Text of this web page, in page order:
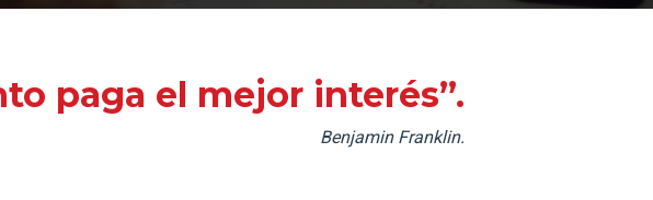
paga el mejor interés”.
Benjamin Franklin.